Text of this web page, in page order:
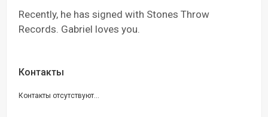
Recently, he has signed with Stones Throw
Records. Gabriel loves you.
Контакты
Контакты отсутствуют...